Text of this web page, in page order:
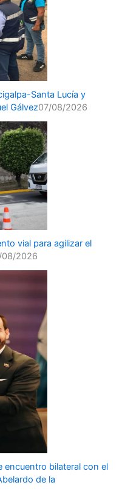
Santa Lucía y
Gálvez07/08/2026
vial para agilizar el
08/2026
encuentro bilateral con el
de la